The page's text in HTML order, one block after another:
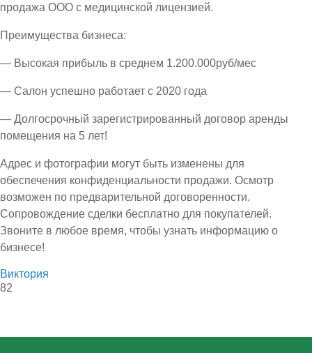
продажа ООО с медицинской лицензией.
Преимущества бизнеса:
— Высокая прибыль в среднем 1.200.000руб/мес
— Салон успешно работает с 2020 года
— Долгосрочный зарегистрированный договор аренды
помещения на 5 лет!
Адрес и фотографии могут быть изменены для
обеспечения конфиденциальности продажи. Осмотр
возможен по предварительной договоренности.
Сопровождение сделки бесплатно для покупателей.
Звоните в любое время, чтобы узнать информацию о
бизнесе!
Виктория
82